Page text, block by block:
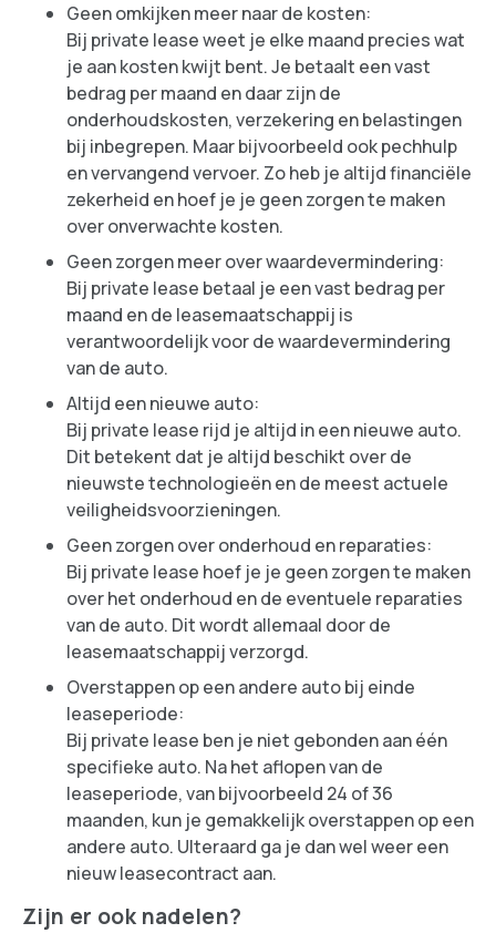
Geen omkijken meer naar de kosten:
Bij private lease weet je elke maand precies wat
je aan kosten kwijt bent. Je betaalt een vast
bedrag per maand en daar zijn de
onderhoudskosten, verzekering en belastingen
bij inbegrepen. Maar bijvoorbeeld ook pechhulp
en vervangend vervoer. Zo heb je altijd financiële
zekerheid en hoef je je geen zorgen te maken
over onverwachte kosten.
Geen zorgen meer over waardevermindering:
Bij private lease betaal je een vast bedrag per
maand en de leasemaatschappij is
verantwoordelijk voor de waardevermindering
van de auto.
Altijd een nieuwe auto:
Bij private lease rijd je altijd in een nieuwe auto.
Dit betekent dat je altijd beschikt over de
nieuwste technologieën en de meest actuele
veiligheidsvoorzieningen.
Geen zorgen over onderhoud en reparaties:
Bij private lease hoef je je geen zorgen te maken
over het onderhoud en de eventuele reparaties
van de auto. Dit wordt allemaal door de
leasemaatschappij verzorgd.
Overstappen op een andere auto bij einde
leaseperiode:
Bij private lease ben je niet gebonden aan één
specifieke auto. Na het aflopen van de
leaseperiode, van bijvoorbeeld 24 of 36
maanden, kun je gemakkelijk overstappen op een
andere auto. UIteraard ga je dan wel weer een
nieuw leasecontract aan.
Zijn er ook nadelen?